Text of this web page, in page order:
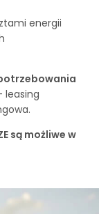
energii
są możliwe w